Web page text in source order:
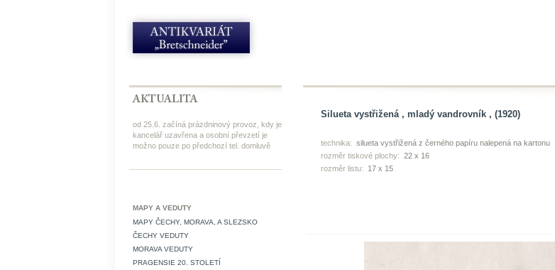
od 25.6. začíná prázdninový provoz, kdy je
kancelář uzavřena a osobní převzetí je
možno pouze po předchozí tel. domluvě
MAPY A VEDUTY
MAPY ČECHY, MORAVA, A SLEZSKO
ČECHY VEDUTY
MORAVA VEDUTY
PRAGENSIE 20. STOLETÍ
Silueta vystřižená , mladý vandrovník , (1920)
technika: silueta vystřižená z černého papíru nalepená na kartonu
rozměr tiskové plochy: 22 x 16
rozměr listu:
17 x 15